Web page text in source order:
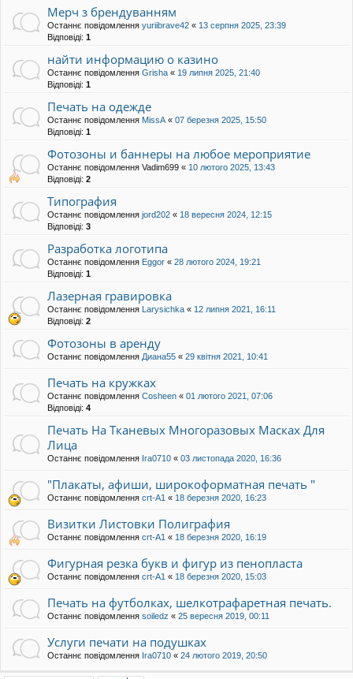
Мерч з брендуванням
Останнє повідомлення yuriibrave42 « 13 серпня 2025, 23:39
Відповіді: 1
найти информацию о казино
Останнє повідомлення Grisha « 19 липня 2025, 21:40
Відповіді: 1
Печать на одежде
Останнє повідомлення MissA « 07 березня 2025, 15:50
Відповіді: 1
Фотозоны и баннеры на любое мероприятие
Останнє повідомлення Vadim699 « 10 лютого 2025, 13:43
Відповіді: 2
Типография
Останнє повідомлення jord202 « 18 вересня 2024, 12:15
Відповіді: 3
Разработка логотипа
Останнє повідомлення Eggor « 28 лютого 2024, 19:21
Відповіді: 1
Лазерная гравировка
Останнє повідомлення Larysichka « 12 липня 2021, 16:11
Відповіді: 2
Фотозоны в аренду
Останнє повідомлення Диана55 « 29 квітня 2021, 10:41
Печать на кружках
Останнє повідомлення Cosheen « 01 лютого 2021, 07:06
Відповіді: 4
Печать На Тканевых Многоразовых Масках Для
Лица
Останнє повідомлення Ira0710 « 03 листопада 2020, 16:36
"Плакаты, афиши, широкоформатная печать "
Останнє повідомлення crt-A1 « 18 березня 2020, 16:23
Визитки Листовки Полиграфия
Останнє повідомлення crt-A1 « 18 березня 2020, 16:19
Фигурная резка букв и фигур из пенопласта
Останнє повідомлення crt-A1 « 18 березня 2020, 15:03
Печать на футболках, шелкотрафаретная печать.
Останнє повідомлення soiledz « 25 вересня 2019, 00:11
Услуги печати на подушках
Останнє повідомлення Ira0710 « 24 лютого 2019, 20:50